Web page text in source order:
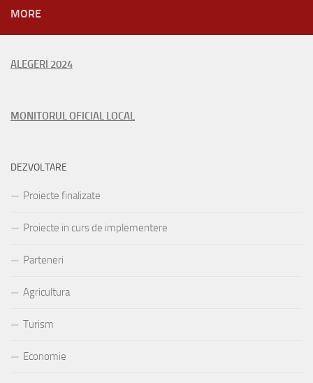
MORE
ALEGERI 2024
MONITORUL OFICIAL LOCAL
DEZVOLTARE
Proiecte finalizate
Proiecte in curs de implementere
Parteneri
Agricultura
Turism
Economie